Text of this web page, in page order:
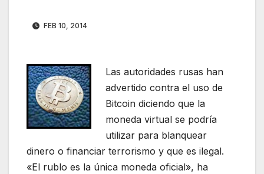
FEB 10, 2014
Las autoridades rusas han
advertido contra el uso de
Bitcoin diciendo que la
moneda virtual se podría
utilizar para blanquear
dinero o financiar terrorismo y que es ilegal.
«El rublo es la única moneda oficial», ha